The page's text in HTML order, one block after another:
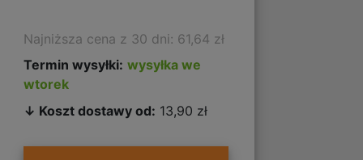
Najniższa cena z 30 dni: 61,64 zł
Termin wysyłki: wysyłka we
wtorek
↓ Koszt dostawy od: 13,90 zł